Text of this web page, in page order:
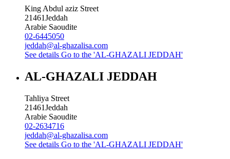
King Abdul aziz Street
21461Jeddah
Arabie Saoudite
02-6445050
jeddah@al-ghazalisa.com
See details Go to the 'AL-GHAZALI JEDDAH'
AL-GHAZALI JEDDAH
Tahliya Street
21461Jeddah
Arabie Saoudite
02-2634716
jeddah@al-ghazalisa.com
See details Go to the 'AL-GHAZALI JEDDAH'